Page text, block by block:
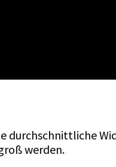
durchschnittliche
werden.